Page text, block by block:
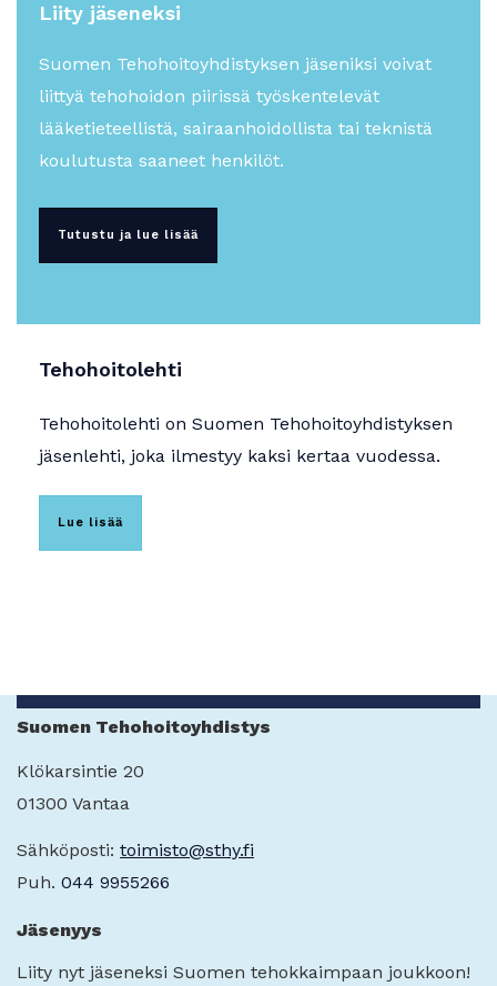
Liity jäseneksi
Suomen Tehohoitoyhdistyksen jäseniksi voivat
liittyä tehohoidon piirissä työskentelevät
lääketieteellistä, sairaanhoidollista tai teknistä
koulutusta saaneet henkilöt.
Tutustu ja lue lisää
Tehohoitolehti
Tehohoitolehti on Suomen Tehohoitoyhdistyksen
jäsenlehti, joka ilmestyy kaksi kertaa vuodessa.
Lue lisää
Suomen Tehohoitoyhdistys
Klökarsintie 20
01300 Vantaa
Sähköposti: toimisto@sthy.fi
Puh. 044 9955266
Jäsenyys
Liity nyt jäseneksi Suomen tehokkaimpaan joukkoon!